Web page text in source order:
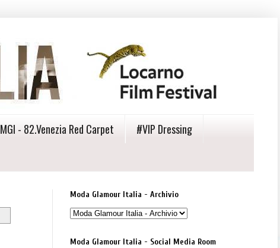
MGI - 82.Venezia Red Carpet
#VIP Dressing
Moda Glamour Italia - Archivio
Moda Glamour Italia - Social Media Room